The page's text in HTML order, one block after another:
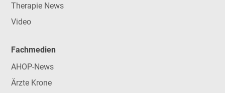
Therapie News
Video
Fachmedien
AHOP-News
Ärzte Krone